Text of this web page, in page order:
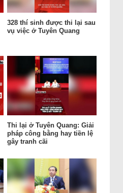
328 thí sinh được thi lại sau
vụ việc ở Tuyên Quang
Thi lại ở Tuyên Quang: Giải
pháp công bằng hay tiền lệ
gây tranh cãi